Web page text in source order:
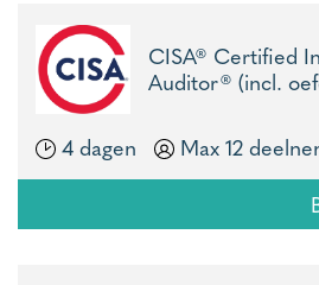
CISA® Certified
Auditor® (incl.
4 dagen
Max 12